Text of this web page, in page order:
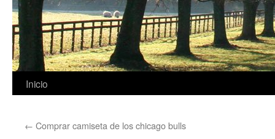
Saltar
contenido
Inicio
← Comprar camiseta de los chicago bulls